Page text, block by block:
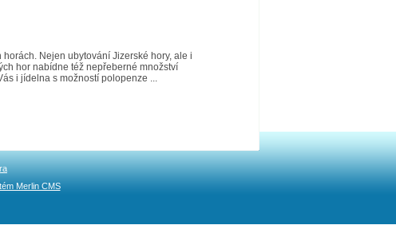
Nejen ubytování Jizerské hory, ale i
hor nabídne též nepřeberné množství
i jídelna s možností polopenze ...
Merlin CMS